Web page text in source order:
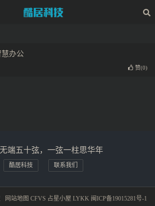
办公
赞(0)
端五十弦，一弦一柱思华年
酷居科技 联系我们
网站地图 CFVS 占星小屋 LYKK 闽ICP备19015281号-1